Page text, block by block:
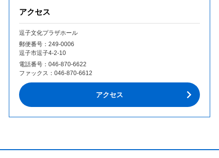
アクセス
逗子文化プラザホール
郵便番号：249‐0006
逗子市逗子4-2-10
電話番号： 046-870-6622
ファックス： 046-870-6612
アクセス